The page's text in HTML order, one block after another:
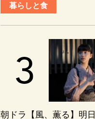
暮らしと食
朝ドラ【風、薫る】明